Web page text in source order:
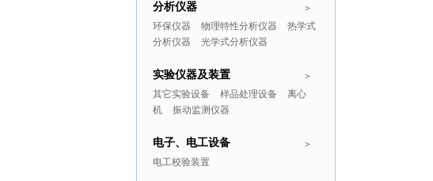
>
分析仪器
环保仪器 物理特性分析仪器
热学式
分析仪器
光学式分析仪器
>
实验仪器及装置
其它实验设备 样品处理设备
离心
机
振动监测仪器
>
电子、电工设备
电工校验装置